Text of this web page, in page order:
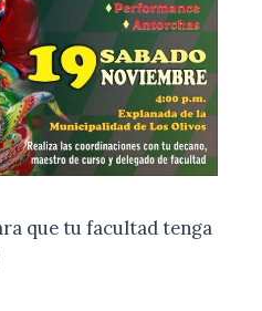
que tu facultad tenga